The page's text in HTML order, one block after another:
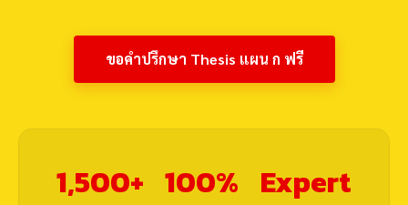
รับทำวิทยานิพนธ์ (Thesis)
ขอคำปรึกษา Thesis แผน ก ฟรี
1,500+ 100% Expert